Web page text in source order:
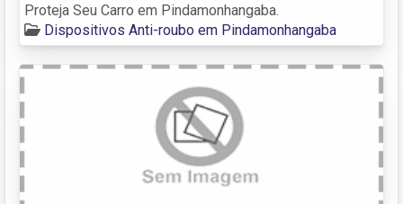
Proteja Seu Carro em Pindamonhangaba.
Dispositivos Anti-roubo em Pindamonhangaba